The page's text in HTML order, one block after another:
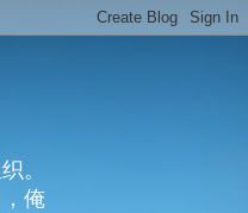
。
俺